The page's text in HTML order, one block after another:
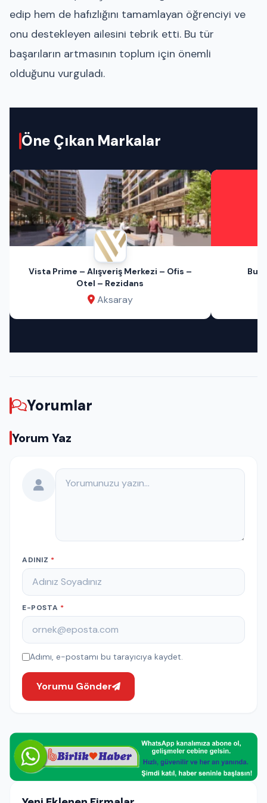
edip hem de hafızlığını tamamlayan öğrenciyi ve
onu destekleyen ailesini tebrik etti. Bu tür
başarıların artmasının toplum için önemli
olduğunu vurguladı.
Öne Çıkan Markalar
Vista Prime – Alışveriş Merkezi – Ofis –
Otel – Rezidans
Aksaray
Bu
Yorumlar
Yorum Yaz
Yorumunuz
ADINIZ *
E-POSTA *
Adımı, e-postamı bu tarayıcıya kaydet.
Yorumu Gönder